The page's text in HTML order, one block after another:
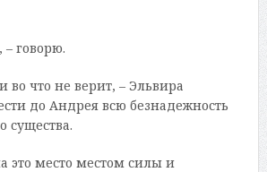
– говорю.
во что не верит, – Эльвира
до Андрея всю безнадежность
существа.
это место местом силы и